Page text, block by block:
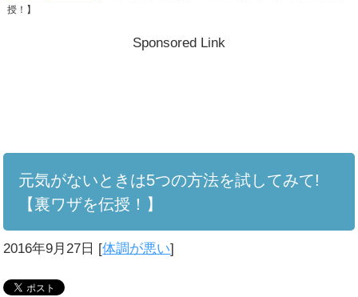
授！】
Sponsored Link
元気がないときは5つの方法を試してみて!
【裏ワザを伝授！】
2016年9月27日 [体調が悪い]